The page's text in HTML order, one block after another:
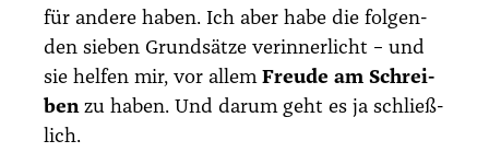
für ande­re haben. Ich aber habe die fol­gen­
den sie­ben Grund­sät­ze ver­in­ner­licht – und
sie hel­fen mir, vor allem Freu­de am Schrei­
benzu haben. Und dar­um geht es ja schließ­
lich.